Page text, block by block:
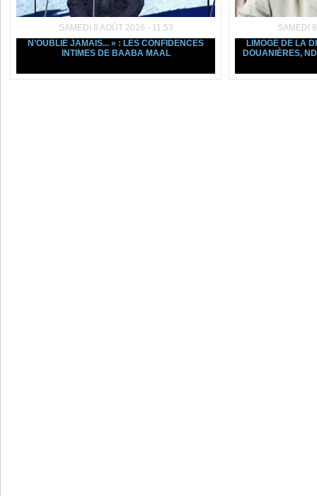
SAMEDI 8 AOÛT 2026 - 11:53
N’OUBLIE JAMAIS... » : LES CONFIDENCES
INTIMES DE BAABA MAAL
SAMEDI
LIMOGÉ DE LA
DOUANIÈRES,